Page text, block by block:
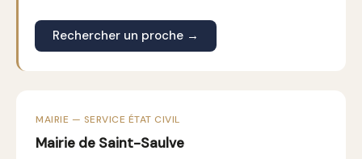
Rechercher un proche →
MAIRIE — SERVICE ÉTAT CIVIL
Mairie de Saint-Saulve